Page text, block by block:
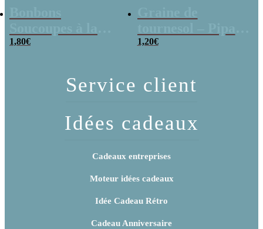
poudre (x20)
1,80€
x 3
1,20€
Service client
Idées cadeaux
Cadeaux entreprises
Moteur idées cadeaux
Idée Cadeau Rétro
Cadeau Anniversaire